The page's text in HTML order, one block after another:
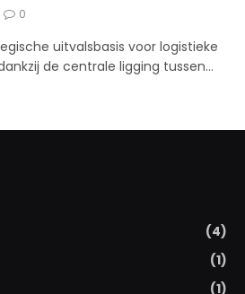
0
uitvalsbasis voor logistieke
de centrale ligging tussen…
(4)
(1)
(1)